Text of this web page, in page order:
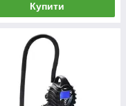
Купити